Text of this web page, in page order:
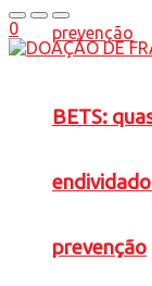
BETS:
prevenção
0